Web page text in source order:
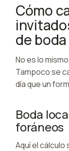
Cómo
de boda
No es lo
Tampoco se
día que un
Boda
foráneos
Aquí el